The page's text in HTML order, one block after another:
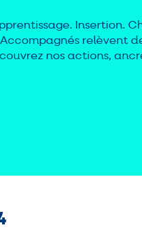
Insertion.
Accompagnés relèvent
nos actions,